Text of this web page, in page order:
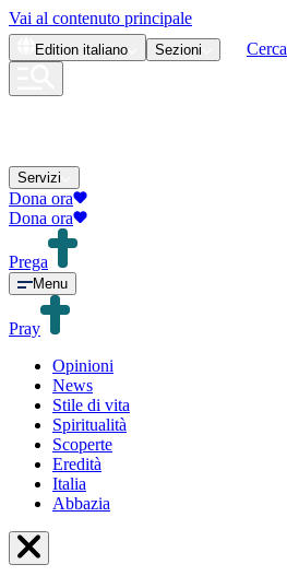
Vai al contenuto principale
Edition italiano Sezioni Cerca
Servizi
Dona ora
Dona ora
Prega
Menu
Pray
Opinioni
News
Stile di vita
Spiritualità
Scoperte
Eredità
Italia
Abbazia